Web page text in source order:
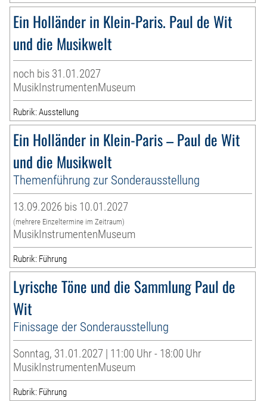
Ein Holländer in Klein-Paris. Paul de Wit
und die Musikwelt
noch bis 31.01.2027
MusikInstrumentenMuseum
Rubrik: Ausstellung
Ein Holländer in Klein-Paris – Paul de Wit
und die Musikwelt
Themenführung zur Sonderausstellung
13.09.2026 bis 10.01.2027
(mehrere Einzeltermine im Zeitraum)
MusikInstrumentenMuseum
Rubrik: Führung
Lyrische Töne und die Sammlung Paul de
Wit
Finissage der Sonderausstellung
Sonntag, 31.01.2027 | 11:00 Uhr - 18:00 Uhr
MusikInstrumentenMuseum
Rubrik: Führung